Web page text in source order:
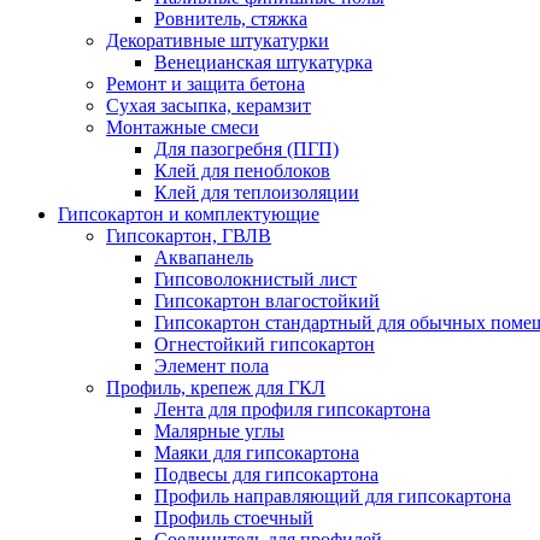
Ровнитель, стяжка
Декоративные штукатурки
Венецианская штукатурка
Ремонт и защита бетона
Сухая засыпка, керамзит
Монтажные смеси
Для пазогребня (ПГП)
Клей для пеноблоков
Клей для теплоизоляции
Гипсокартон и комплектующие
Гипсокартон, ГВЛВ
Аквапанель
Гипсоволокнистый лист
Гипсокартон влагостойкий
Гипсокартон стандартный для обычных
Огнестойкий гипсокартон
Элемент пола
Профиль, крепеж для ГКЛ
Лента для профиля гипсокартона
Малярные углы
Маяки для гипсокартона
Подвесы для гипсокартона
Профиль направляющий для гипсокартона
Профиль стоечный